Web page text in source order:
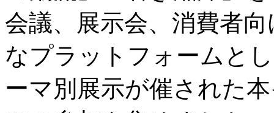
会議、展示会、消費者
なプラットフォームと
ーマ別展示が催された